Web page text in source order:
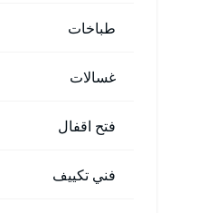
طباخات
غسالات
فتح اقفال
فني تكييف